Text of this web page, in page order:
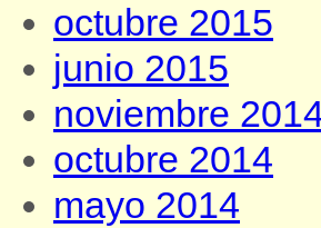
octubre 2015
junio 2015
noviembre
octubre 2014
mayo 2014